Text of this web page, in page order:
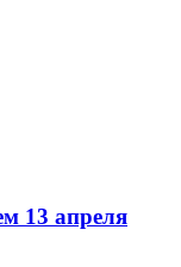
13 апреля